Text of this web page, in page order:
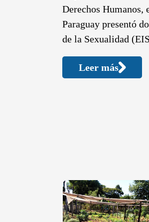
Derechos Humanos,
Paraguay presentó
de la Sexualidad
Leer más